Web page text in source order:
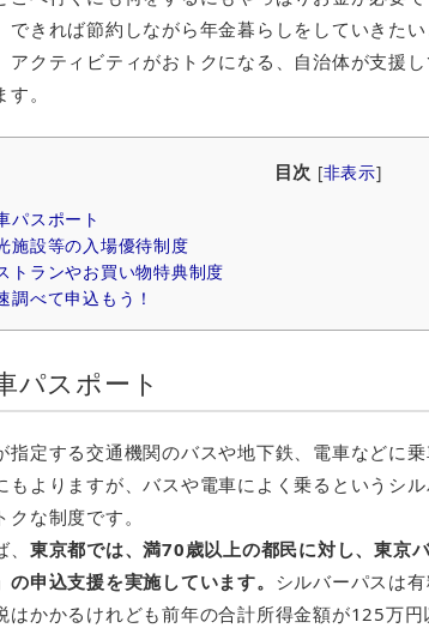
できれば節約しながら年金暮らしをしていきた
アクティビティがおトクになる、自治体が支援
。
目次 [非表示]
パスポート
施設等の入場優待制度
トランやお買い物特典制度
調べて申込もう！
パスポート
指定する交通機関のバスや地下鉄、電車などに
もよりますが、バスや電車によく乗るというシ
クな制度です。
東京都では、満70歳以上の都民に対し、東京
の申込支援を実施しています。 シルバーパスは
はかかるけれども前年の合計所得金額が125万円